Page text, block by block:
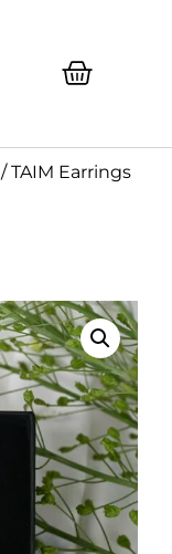
/ TAIM Earrings